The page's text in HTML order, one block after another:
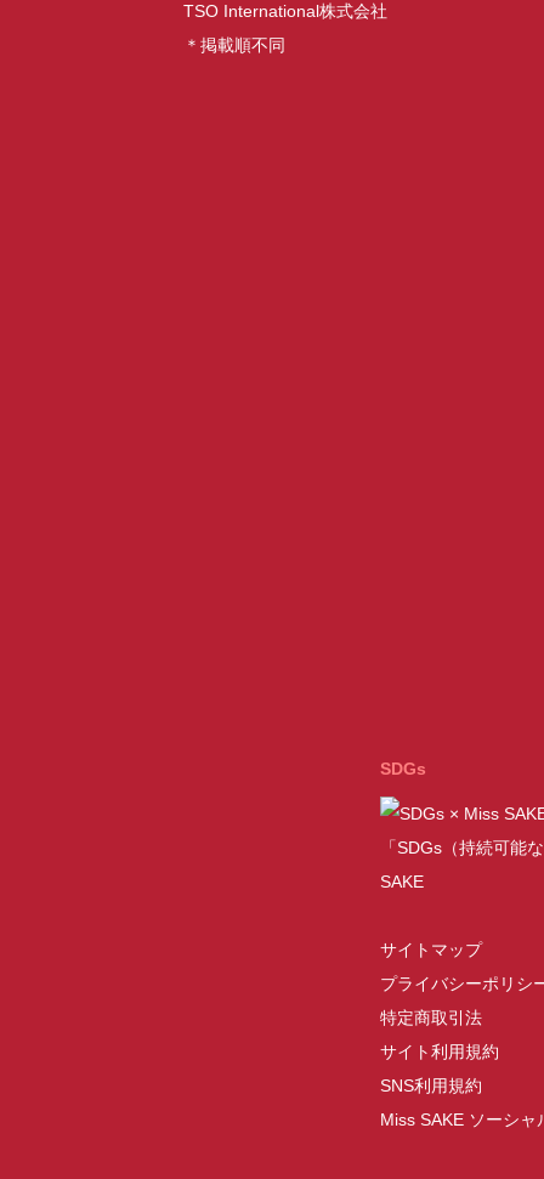
TSO International株式会社
＊掲載順不同
SDGs
「SDGs（持続可能
SAKE
サイトマップ
プライバシーポリシ
特定商取引法
サイト利用規約
SNS利用規約
Miss SAKE ソーシ